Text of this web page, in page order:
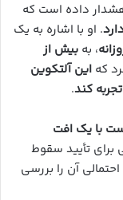
هشدار داده است که
. او با اشاره به یک
، به بیش از
که این آلتکوین
کند.
با یک افت
برای تأیید سقوط
آن را بررسی